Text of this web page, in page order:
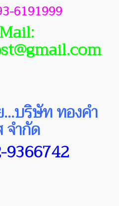
6191999
...บริษัท ทองคำ
จำกัด
9366742